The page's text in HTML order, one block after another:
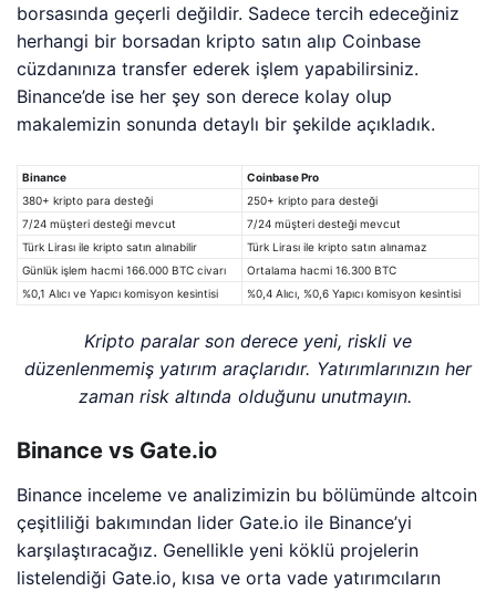
borsasında geçerli değildir. Sadece tercih edeceğiniz
herhangi bir borsadan kripto satın alıp Coinbase
cüzdanınıza transfer ederek işlem yapabilirsiniz.
Binance’de ise her şey son derece kolay olup
makalemizin sonunda detaylı bir şekilde açıkladık.
Binance
Coinbase Pro
380+ kripto para desteği
250+ kripto para desteği
7/24 müşteri desteği mevcut
7/24 müşteri desteği mevcut
Türk Lirası ile kripto satın alınabilir
Türk Lirası ile kripto satın alınamaz
Günlük işlem hacmi 166.000 BTC civarı
Ortalama hacmi 16.300 BTC
%0,1 Alıcı ve Yapıcı komisyon kesintisi
%0,4 Alıcı, %0,6 Yapıcı komisyon kesintisi
Kripto paralar son derece yeni, riskli ve
düzenlenmemiş yatırım araçlarıdır. Yatırımlarınızın her
zaman risk altında olduğunu unutmayın.
Binance vs Gate.io
Binance inceleme ve analizimizin bu bölümünde altcoin
çeşitliliği bakımından lider Gate.io ile Binance’yi
karşılaştıracağız. Genellikle yeni köklü projelerin
listelendiği Gate.io, kısa ve orta vade yatırımcıların